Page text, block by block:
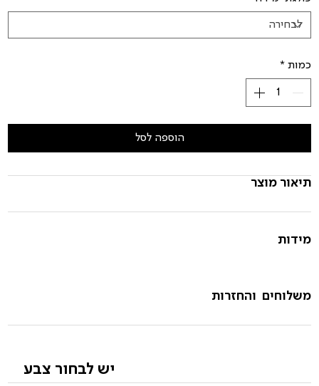
כמות *
הוספה לסל
תיאור מוצר
מידות
משלוחים והחזרות
יש לבחור צבע